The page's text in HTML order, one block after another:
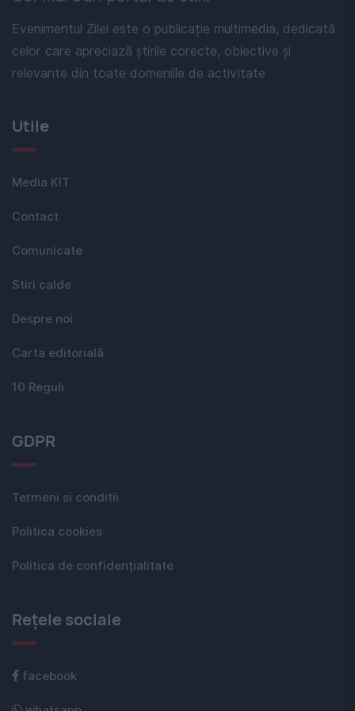
Evenimentul Zilei este o publicație multimedia, dedicată
celor care apreciază știrile corecte, obiective și
relevante din toate domeniile de activitate
Utile
Media KIT
Contact
Comunicate
Stiri calde
Despre noi
Carta editorială
10 Reguli
GDPR
Termeni si conditii
Politica cookies
Politica de confidențialitate
Rețele sociale
facebook